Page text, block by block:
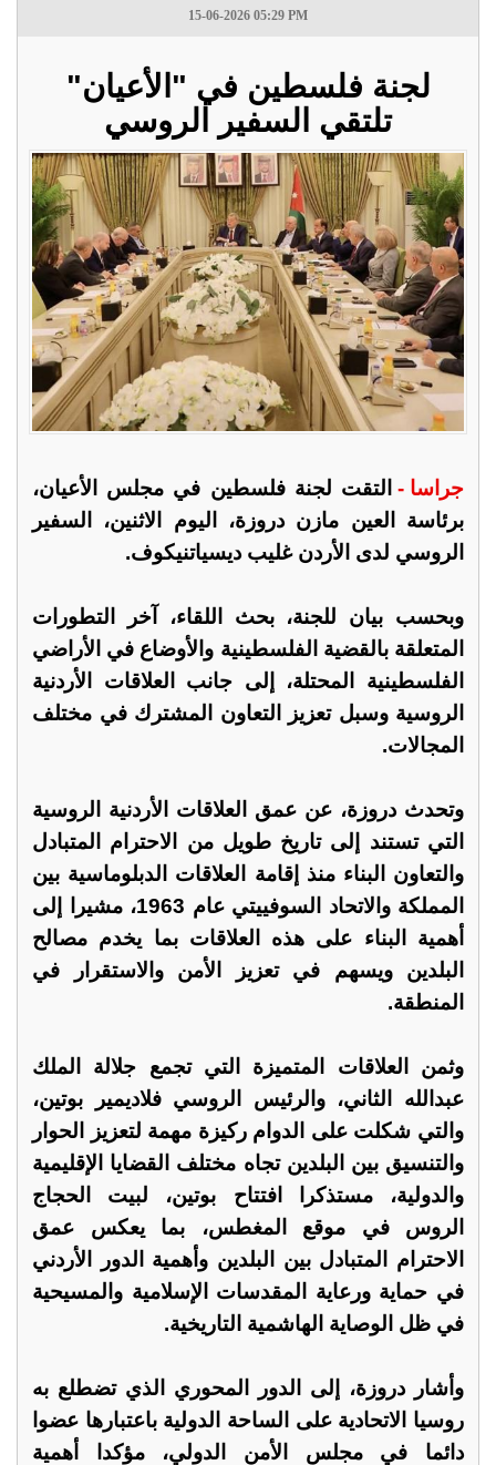
15-06-2026 05:29 PM
لجنة فلسطين في "الأعيان"
تلتقي السفير الروسي
جراسا - التقت لجنة فلسطين في مجلس الأعيان،
برئاسة العين مازن دروزة، اليوم الاثنين، السفير
الروسي لدى الأردن غليب ديسياتنيكوف.
وبحسب بيان للجنة، بحث اللقاء، آخر التطورات
المتعلقة بالقضية الفلسطينية والأوضاع في الأراضي
الفلسطينية المحتلة، إلى جانب العلاقات الأردنية
الروسية وسبل تعزيز التعاون المشترك في مختلف
المجالات.
وتحدث دروزة، عن عمق العلاقات الأردنية الروسية
التي تستند إلى تاريخ طويل من الاحترام المتبادل
والتعاون البناء منذ إقامة العلاقات الدبلوماسية بين
المملكة والاتحاد السوفييتي عام 1963، مشيرا إلى
أهمية البناء على هذه العلاقات بما يخدم مصالح
البلدين ويسهم في تعزيز الأمن والاستقرار في
المنطقة.
وثمن العلاقات المتميزة التي تجمع جلالة الملك
عبدالله الثاني، والرئيس الروسي فلاديمير بوتين،
والتي شكلت على الدوام ركيزة مهمة لتعزيز الحوار
والتنسيق بين البلدين تجاه مختلف القضايا الإقليمية
والدولية، مستذكرا افتتاح بوتين، لبيت الحجاج
الروس في موقع المغطس، بما يعكس عمق
الاحترام المتبادل بين البلدين وأهمية الدور الأردني
في حماية ورعاية المقدسات الإسلامية والمسيحية
في ظل الوصاية الهاشمية التاريخية.
وأشار دروزة، إلى الدور المحوري الذي تضطلع به
روسيا الاتحادية على الساحة الدولية باعتبارها عضوا
دائما في مجلس الأمن الدولي، مؤكدا أهمية